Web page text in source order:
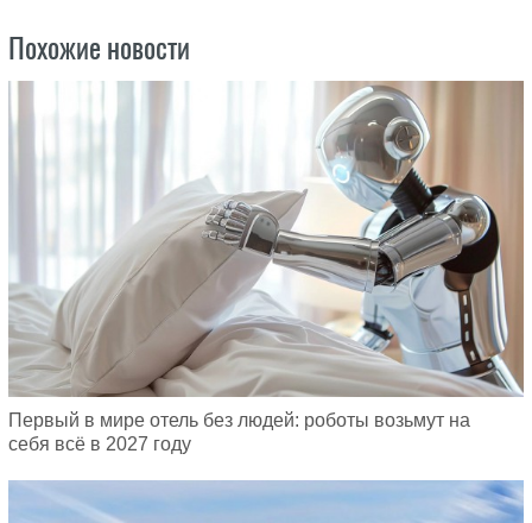
Похожие новости
Первый в мире отель без людей: роботы возьмут на
себя всё в 2027 году